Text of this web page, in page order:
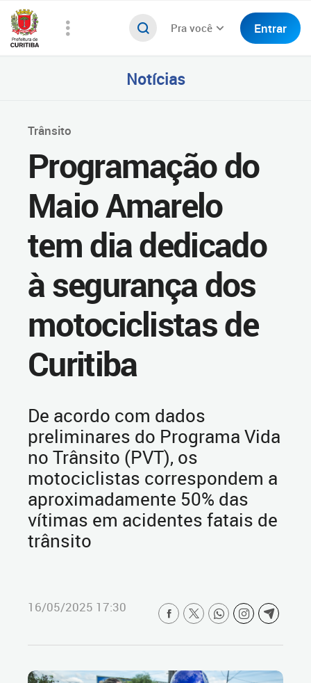
Pra você Entrar
Notícias
Trânsito
Programação do
Maio Amarelo
tem dia dedicado
à segurança dos
motociclistas de
Curitiba
De acordo com dados
preliminares do Programa Vida
no Trânsito (PVT), os
motociclistas correspondem a
aproximadamente 50% das
vítimas em acidentes fatais de
trânsito
16/05/2025 17:30